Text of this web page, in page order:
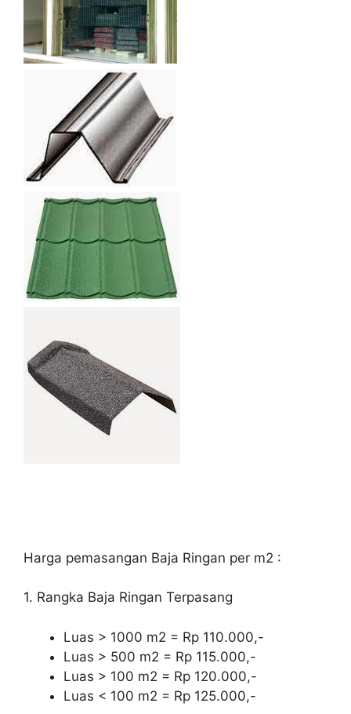
Harga pemasangan Baja Ringan per m2 :
1. Rangka Baja Ringan Terpasang
Luas > 1000 m2 = Rp 110.000,-
Luas > 500 m2 = Rp 115.000,-
Luas > 100 m2 = Rp 120.000,-
Luas < 100 m2 = Rp 125.000,-